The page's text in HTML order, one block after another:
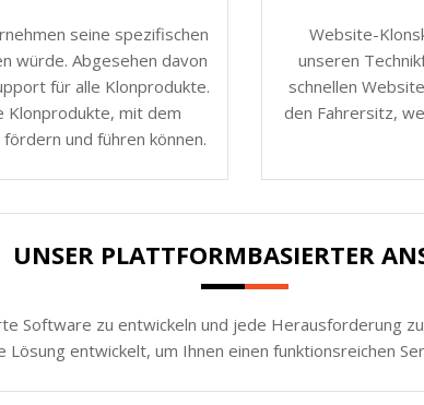
seine spezifischen
würde. Abgesehen davon
für alle Klonprodukte.
Klonprodukte, mit dem
und führen können.
Website-
unseren
schnellen
den Fahrersitz,
UNSER PLATTFORMBASIERTER
Software zu entwickeln und jede Herausforderung
entwickelt, um Ihnen einen funktionsreichen